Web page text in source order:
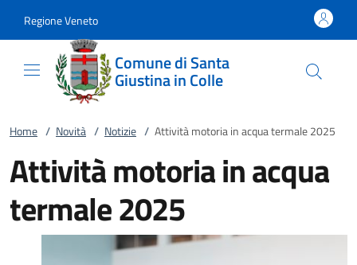
Regione Veneto
Comune di Santa
Giustina in Colle
Home / Novità / Notizie / Attività motoria in acqua termale 2025
Attività motoria in acqua
termale 2025